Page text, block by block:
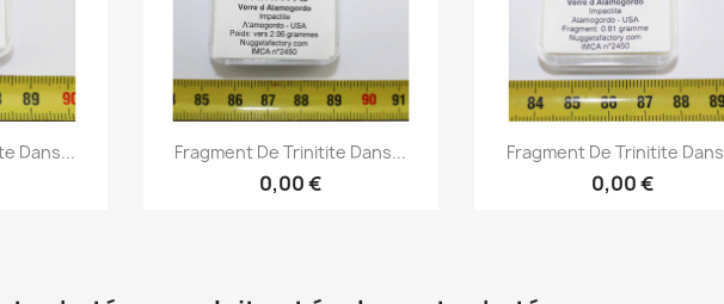
Dans... Aperçu rapide
Fragment De Trinitite Dans...
0,00 €
Aperçu rapide
Fragment De Trinitite
0,00 €